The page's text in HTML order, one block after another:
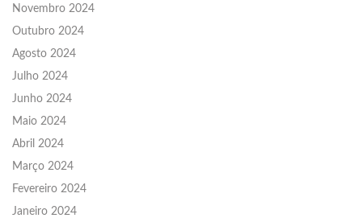
Novembro 2024
Outubro 2024
Agosto 2024
Julho 2024
Junho 2024
Maio 2024
Abril 2024
Março 2024
Fevereiro 2024
Janeiro 2024